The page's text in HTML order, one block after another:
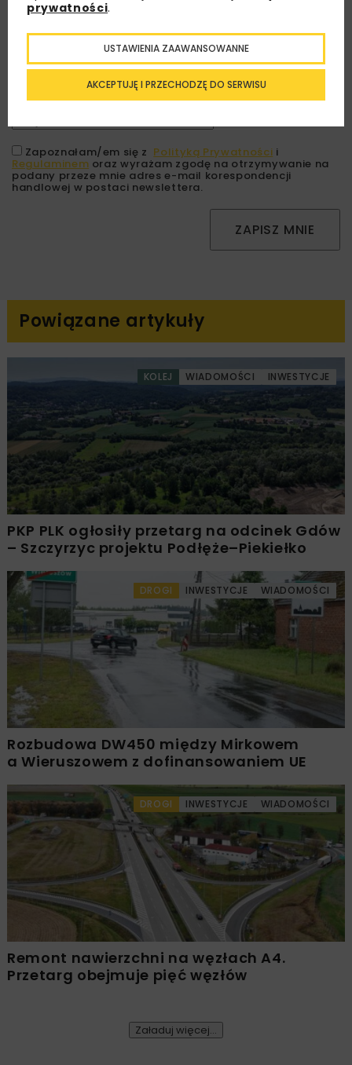
nas najlepsze informacje branżowe,
zaproszenia na wydarzenia, atrakcyjne oferty i
dedykowane akcje specjalne.
Zapoznałam/em się z Polityką Prywatności i
Regulaminem oraz wyrażam zgodę na otrzymywanie na
podany przeze mnie adres e-mail korespondencji
handlowej w postaci newslettera.
ZAPISZ MNIE
Powiązane artykuły
KOLEJ WIADOMOŚCI INWESTYCJE
PKP PLK ogłosiły przetarg na odcinek Gdów
– Szczyrzyc projektu Podłęże–Piekiełko
DROGI INWESTYCJE WIADOMOŚCI
Rozbudowa DW450 między Mirkowem
a Wieruszowem z dofinansowaniem UE
DROGI INWESTYCJE WIADOMOŚCI
Remont nawierzchni na węzłach A4.
Przetarg obejmuje pięć węzłów
Załaduj więcej...
prywatności.
AKCEPTUJĘ I PRZECHODZĘ DO SERWISU
USTAWIENIA ZAAWANSOWANNE